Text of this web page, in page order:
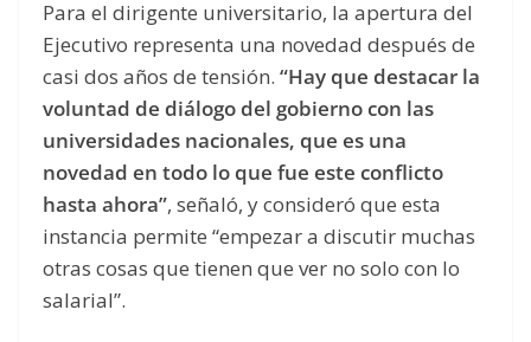
Para el dirigente universitario, la apertura del
Ejecutivo representa una novedad después de
casi dos años de tensión. “Hay que destacar la
voluntad de diálogo del gobierno con las
universidades nacionales, que es una
novedad en todo lo que fue este conflicto
hasta ahora”, señaló, y consideró que esta
instancia permite “empezar a discutir muchas
otras cosas que tienen que ver no solo con lo
salarial”.